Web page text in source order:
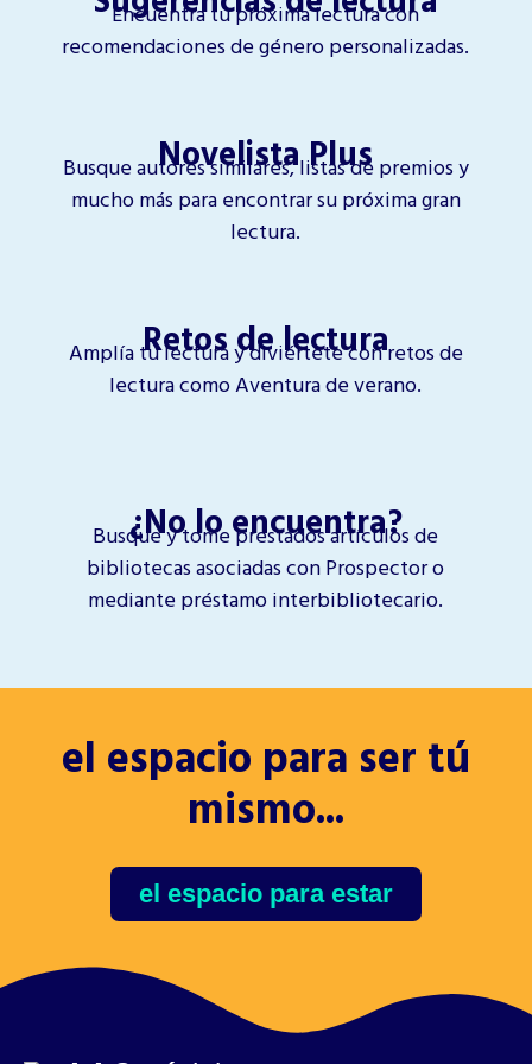
Encuentra tu próxima lectura con
recomendaciones de género personalizadas.
Novelista Plus
Busque autores similares, listas de premios y
mucho más para encontrar su próxima gran
lectura.
Retos de lectura
Amplía tu lectura y diviértete con retos de
lectura como Aventura de verano.
¿No lo encuentra?
Busque y tome prestados artículos de
bibliotecas asociadas con Prospector o
mediante préstamo interbibliotecario.
el espacio para ser tú
mismo...
el espacio para estar